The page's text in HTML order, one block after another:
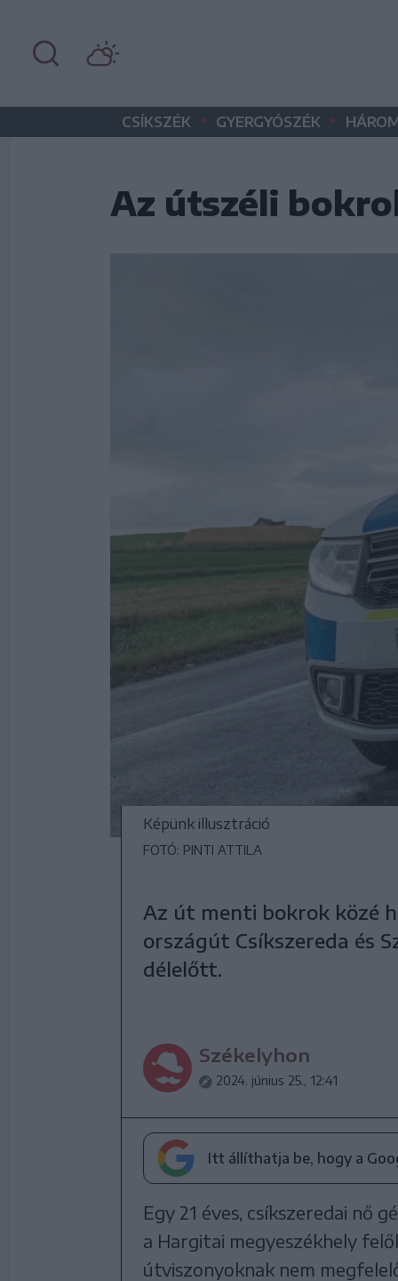
CSÍKSZÉK • GYERGYÓSZÉK •
Az útszéli
Képünk illusztráció
FOTÓ: PINTI ATTILA
Az út menti bokrok közé
országút Csíkszereda és
délelőtt.
Székelyhon
2024. június 25., 12:41
Itt állíthatja be, hogy a
Egy 21 éves, csíkszeredai nő
a Hargitai megyeszékhely
útviszonyoknak nem